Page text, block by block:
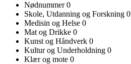
Nødnummer0
Skole, Utdanning og Forskning 0
Medisin og Helse 0
Mat og Drikke 0
Kunst og Håndverk 0
Kultur og Underholdning 0
Klær og mote 0